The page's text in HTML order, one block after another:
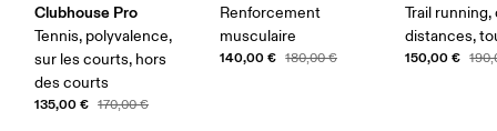
Clubhouse Pro
Tennis, polyvalence,
sur les courts, hors
des courts
135,00 € 170,00 €
Renforcement
musculaire
140,00 € 180,00 €
Trail
distances,
150,00 €